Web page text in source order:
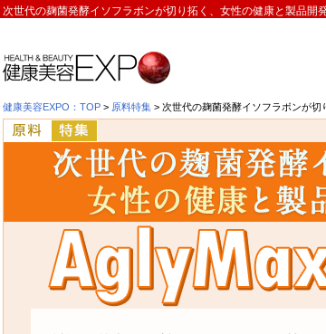
次世代の麹菌発酵イソフラボンが切り拓く、女性の健康と製品
健康美容EXPO：TOP > 原料特集 > 次世代の麹菌発酵イソフラボンが